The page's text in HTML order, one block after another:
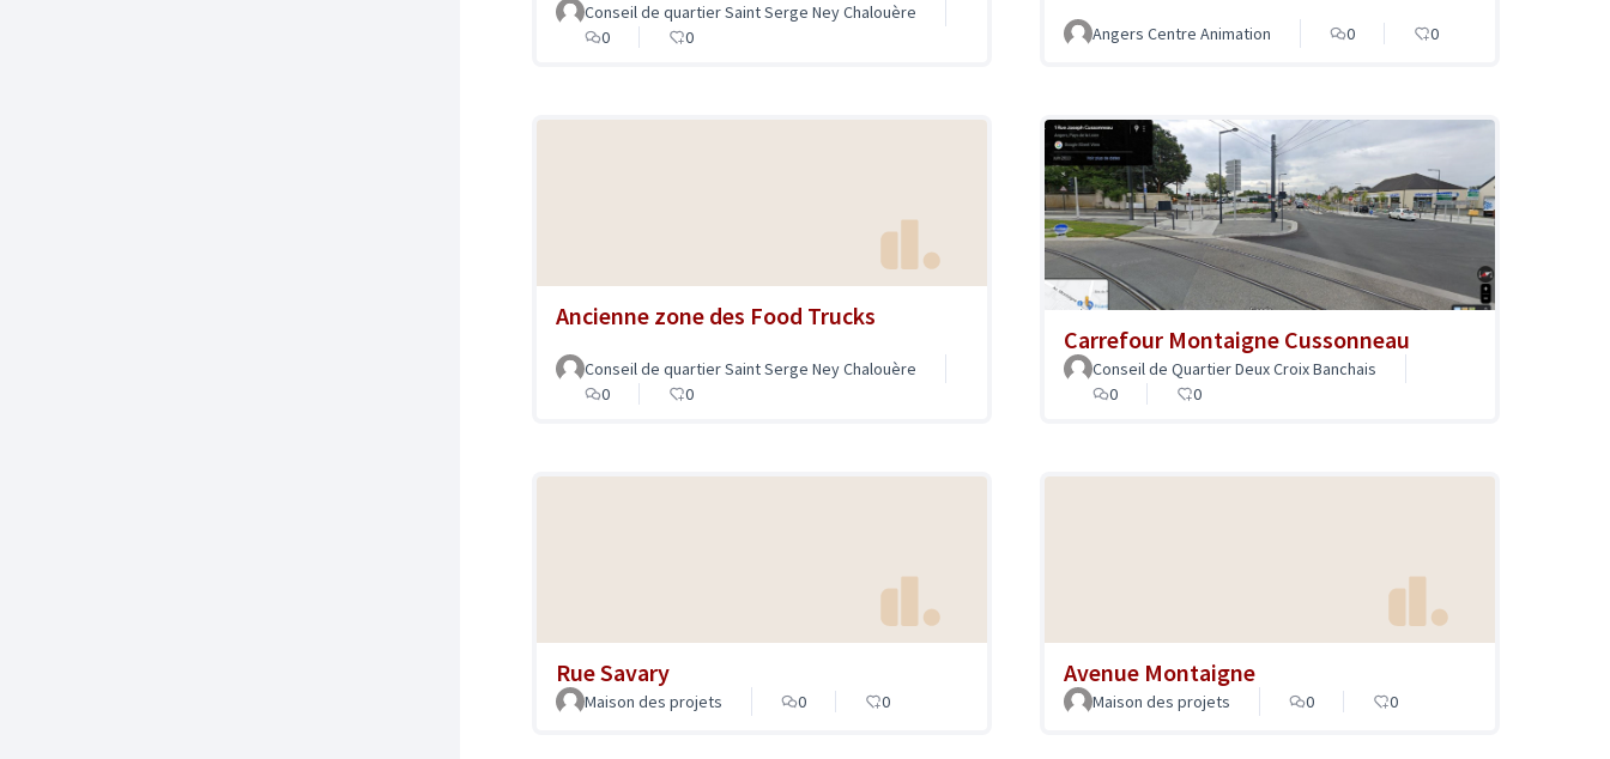
Conseil de quartier Saint Serge Ney Chalouère
0
0 Angers Centre Animation 0 0
Ancienne zone des Food Trucks
Conseil de quartier Saint Serge Ney Chalouère
0
0
Carrefour Montaigne Cussonneau
Conseil de Quartier Deux Croix Banchais
0
0
Rue Savary
Maison des projets 0 0
Avenue Montaigne
Maison des projets 0 0